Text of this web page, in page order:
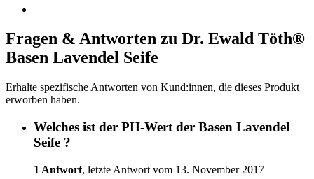
Fragen & Antworten zu Dr. Ewald Töth®
Basen Lavendel Seife
Erhalte spezifische Antworten von Kund:innen, die dieses Produkt
erworben haben.
Welches ist der PH-Wert der Basen Lavendel
Seife ?
1 Antwort, letzte Antwort vom 13. November 2017